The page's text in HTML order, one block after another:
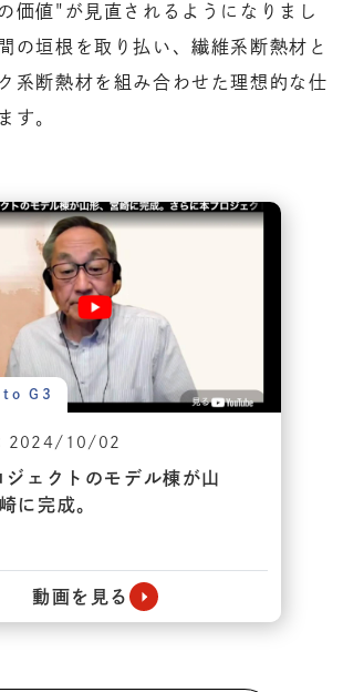
価値"が見直されるようになりまし
の垣根を取り払い、繊維系断熱材と
系断熱材を組み合わせた理想的な仕
す。
G3
2024/10/02
ジェクトのモデル棟が山
に完成。
動画を見る